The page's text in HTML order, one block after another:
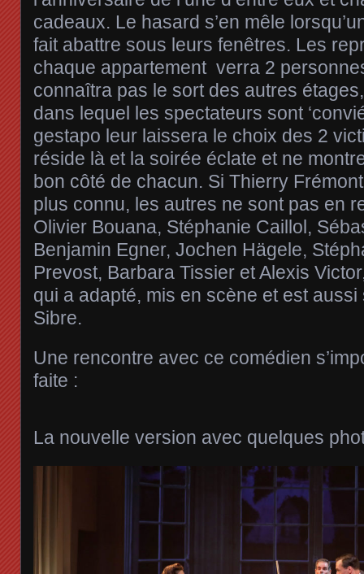
cadeaux. Le hasard s’en mêle
fait abattre sous leurs fenêtres. Les
chaque appartement verra 2
connaîtra pas le sort des autres
dans lequel les spectateurs sont
gestapo leur laissera le choix des 2
réside là et la soirée éclate et ne
bon côté de chacun. Si Thierry
plus connu, les autres ne sont pas en
Olivier Bouana, Stéphanie Caillol,
Benjamin Egner, Jochen Hägele,
Prevost, Barbara Tissier et Alexis
qui a adapté, mis en scène et est
Sibre.
Une rencontre avec ce comédien
faite :
La nouvelle version avec quelques